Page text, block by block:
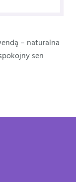
– naturalna
sen